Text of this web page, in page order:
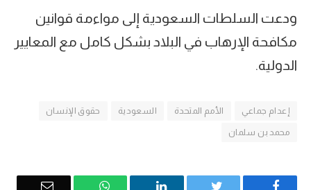
ودعت السلطات السعودية إلى مواءمة قوانين
مكافحة الإرهاب في البلاد بشكل كامل مع المعايير
الدولية.
إعدام جماعي الأمم المتحدة السعودية حقوق الإنسان
محمد بن سلمان
Twitter
LinkedIn
WhatsApp
Email